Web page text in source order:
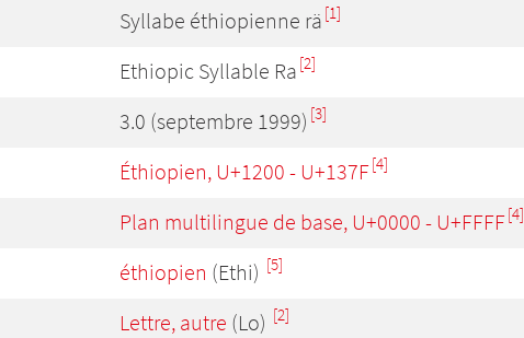
Syllabe éthiopienne rä [1]
Ethiopic Syllable Ra [2]
3.0 (septembre 1999) [3]
Éthiopien, U+1200 - U+137F[4]
Plan multilingue de base, U+0000 - U+FFFF[4]
éthiopien (Ethi) [5]
Lettre, autre (Lo) [2]